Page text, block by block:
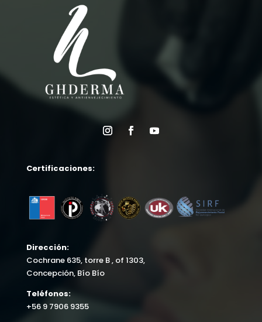
Certificaciones:
Dirección:
Cochrane 635, torre B , of 1303,
Concepción, Bío Bío
Teléfonos:
+56 9 7906 9355